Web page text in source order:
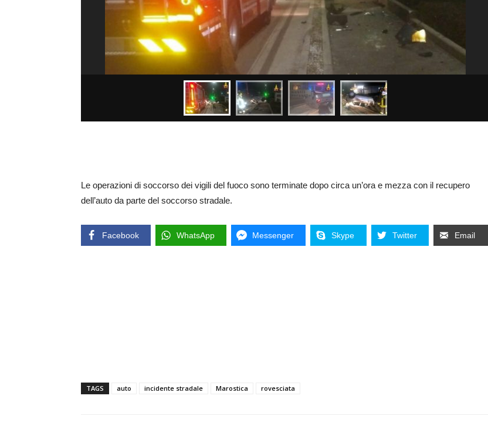
Le operazioni di soccorso dei vigili del fuoco sono terminate dopo circa un’ora e mezza con il recupero
dell’auto da parte del soccorso stradale.
Facebook WhatsApp Messenger Skype Twitter Email
TAGS auto incidente stradale Marostica rovesciata